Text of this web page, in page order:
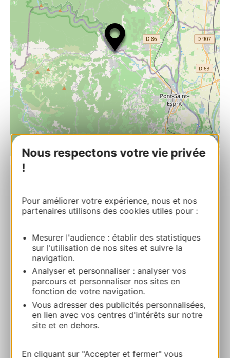
Nous respectons votre vie privée
!
Pour améliorer votre expérience, nous et nos
partenaires utilisons des cookies utiles pour :
Mesurer l'audience : établir des statistiques
sur l'utilisation de nos sites et suivre la
navigation.
Analyser et personnaliser : analyser vos
parcours et personnaliser nos sites en
fonction de votre navigation.
Vous adresser des publicités personnalisées,
en lien avec vos centres d'intérêts sur notre
site et en dehors.
En cliquant sur "Accepter et fermer" vous
Leaflet| Map data ©OpenStreetMap contributors
36, Impasse de la Blanchisserie 30760
AIGUEZE
Ruta y acceso
07 57 00 49 41
E-mail